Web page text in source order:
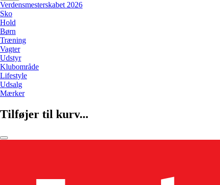
Verdensmesterskabet 2026
Sko
Hold
Børn
Træning
Vagter
Udstyr
Klubområde
Lifestyle
Udsalg
Mærker
Tilføjer til kurv...